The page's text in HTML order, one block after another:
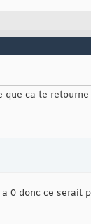
que ca te
0 donc ce serait